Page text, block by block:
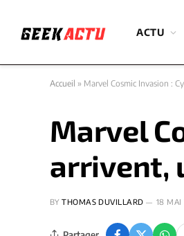
ACTU
Accueil » Marvel Cosmic Invasion :
Marvel
arrivent,
BY THOMAS DUVILLARD 18 MAI